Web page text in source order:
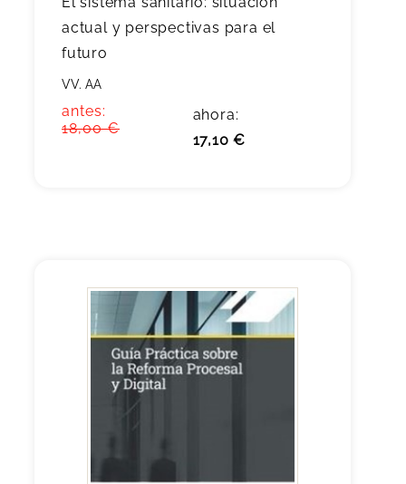
actual y perspectivas para el
futuro
VV. AA
antes:
18,00 €
ahora:
17,10 €